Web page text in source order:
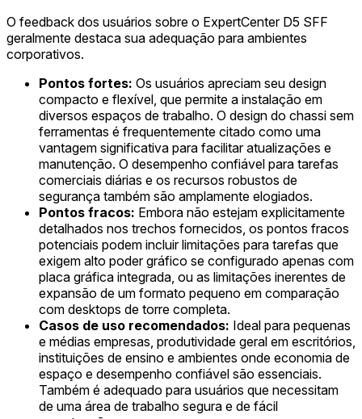
O feedback dos usuários sobre o ExpertCenter D5 SFF
geralmente destaca sua adequação para ambientes
corporativos.
Pontos fortes: Os usuários apreciam seu design
compacto e flexível, que permite a instalação em
diversos espaços de trabalho. O design do chassi sem
ferramentas é frequentemente citado como uma
vantagem significativa para facilitar atualizações e
manutenção. O desempenho confiável para tarefas
comerciais diárias e os recursos robustos de
segurança também são amplamente elogiados.
Pontos fracos: Embora não estejam explicitamente
detalhados nos trechos fornecidos, os pontos fracos
potenciais podem incluir limitações para tarefas que
exigem alto poder gráfico se configurado apenas com
placa gráfica integrada, ou as limitações inerentes de
expansão de um formato pequeno em comparação
com desktops de torre completa.
Casos de uso recomendados: Ideal para pequenas
e médias empresas, produtividade geral em escritórios,
instituições de ensino e ambientes onde economia de
espaço e desempenho confiável são essenciais.
Também é adequado para usuários que necessitam
de uma área de trabalho segura e de fácil